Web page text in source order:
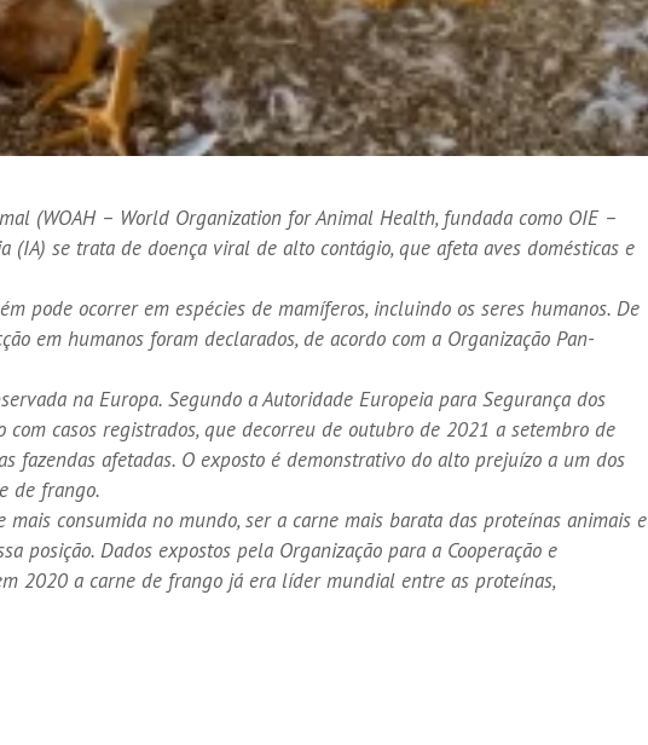
(WOAH – World Organization for Animal Health, fundada como OIE –
se trata de doença viral de alto contágio, que afeta aves domésticas e
pode ocorrer em espécies de mamíferos, incluindo os seres humanos. De
em humanos foram declarados, de acordo com a Organização Pan-
na Europa. Segundo a Autoridade Europeia para Segurança dos
casos registrados, que decorreu de outubro de 2021 a setembro de
fazendas afetadas. O exposto é demonstrativo do alto prejuízo a um dos
de frango.
consumida no mundo, ser a carne mais barata das proteínas animais e
posição. Dados expostos pela Organização para a Cooperação e
2020 a carne de frango já era líder mundial entre as proteínas,